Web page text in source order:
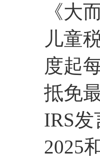
《大
儿童
度起
抵免
IRS
2025